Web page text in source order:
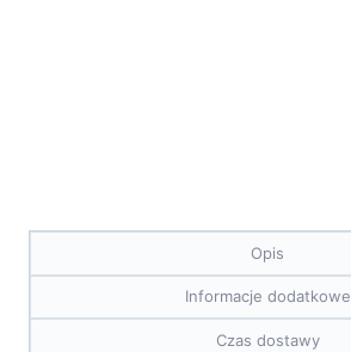
Opis
Informacje dodatkowe
Czas dostawy